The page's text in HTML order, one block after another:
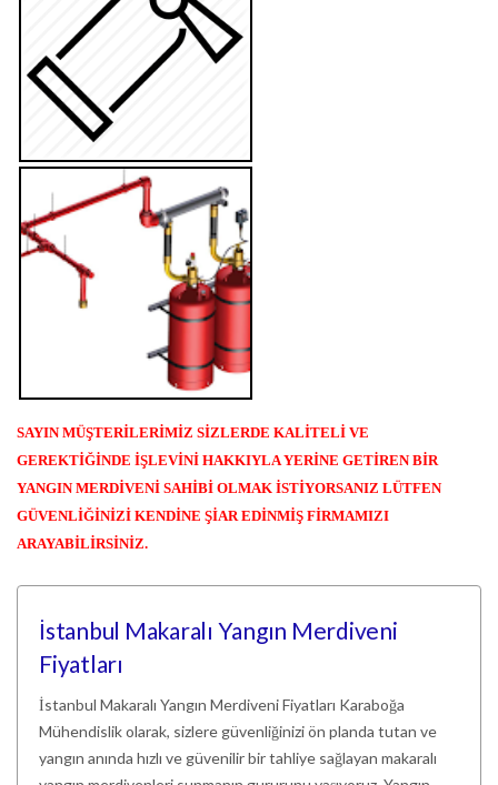
SAYIN MÜŞTERİLERİMİZ SİZLERDE KALİTELİ VE
GEREKTİĞİNDE İŞLEVİNİ HAKKIYLA YERİNE GETİREN BİR
YANGIN MERDİVENİ SAHİBİ OLMAK İSTİYORSANIZ LÜTFEN
GÜVENLİĞİNİZİ KENDİNE ŞİAR EDİNMİŞ FİRMAMIZI
ARAYABİLİRSİNİZ.
İstanbul Makaralı Yangın Merdiveni
Fiyatları
İstanbul Makaralı Yangın Merdiveni Fiyatları Karaboğa
Mühendislik olarak, sizlere güvenliğinizi ön planda tutan ve
yangın anında hızlı ve güvenilir bir tahliye sağlayan makaralı